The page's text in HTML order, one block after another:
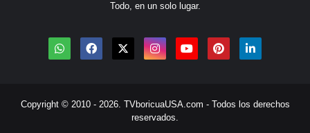
Todo, en un solo lugar.
Copyright © 2010 - 2026. TVboricuaUSA.com - Todos los derechos
reservados.